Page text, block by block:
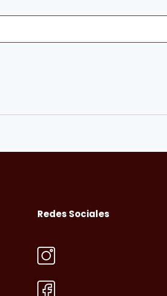
Redes Sociales